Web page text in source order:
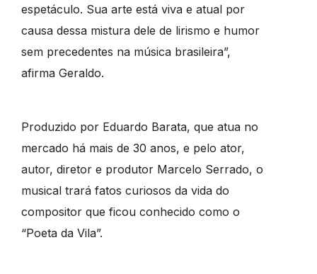
espetáculo. Sua arte está viva e atual por
causa dessa mistura dele de lirismo e humor
sem precedentes na música brasileira”,
afirma Geraldo.
Produzido por Eduardo Barata, que atua no
mercado há mais de 30 anos, e pelo ator,
autor, diretor e produtor Marcelo Serrado, o
musical trará fatos curiosos da vida do
compositor que ficou conhecido como o
“Poeta da Vila”.